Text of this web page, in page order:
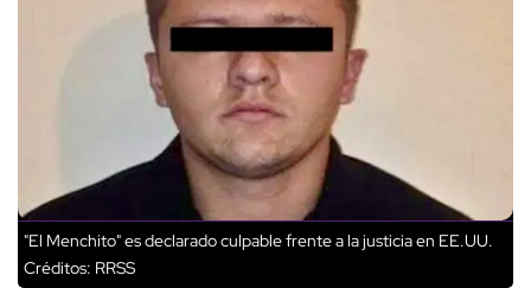
"El Menchito" es declarado culpable frente a la justicia en EE.UU.
Créditos: RRSS